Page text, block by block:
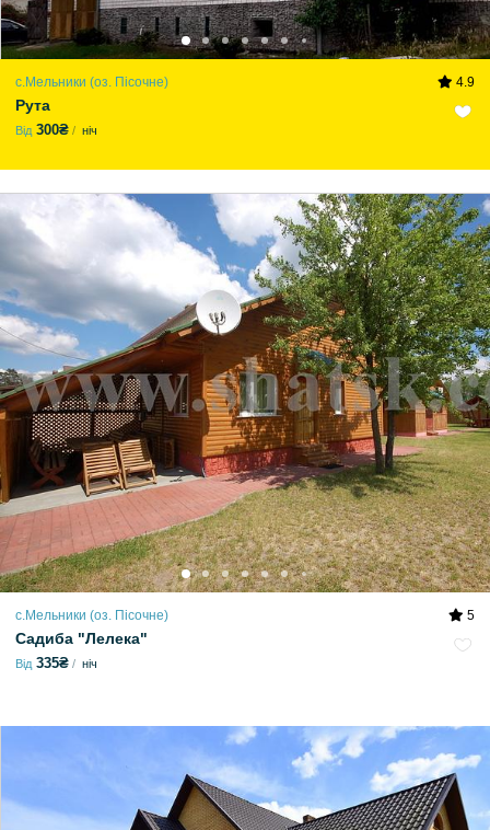
с.Мельники (оз. Пісочне) 4.9
Рута
Від 300₴ ніч
с.Мельники (оз. Пісочне) 5
Садиба "Лелека"
Від 335₴ ніч